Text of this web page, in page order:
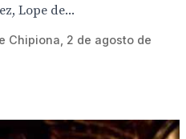
Lope de...
Chipiona, 2 de agosto de